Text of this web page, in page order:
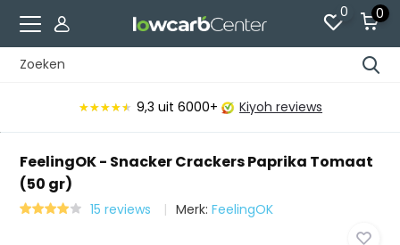
0 0
★★★★★
★★★★★ 9,3 uit 6000+ Kiyoh reviews
FeelingOK - Snacker Crackers Paprika Tomaat
(50 gr)
15 reviews Merk:FeelingOK